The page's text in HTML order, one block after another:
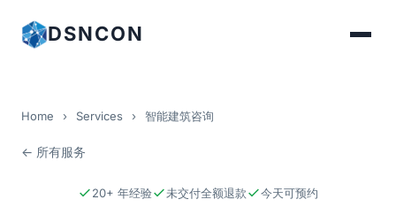
DSNCON
Home › Services › 智能建筑咨询
← 所有服务
20+ 年经验 未交付全额退款 今天可预约